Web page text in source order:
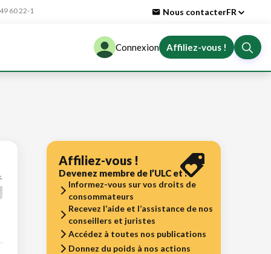
60 22-1 Nous contacterFR
Connexion Affiliez-vous !
Affiliez-vous !
Devenez membre de l’ULC et :
Informez-vous sur vos droits de
consommateurs
Recevez l’aide et l’assistance de nos
conseillers et juristes
Accédez à toutes nos publications
Donnez du poids à nos actions